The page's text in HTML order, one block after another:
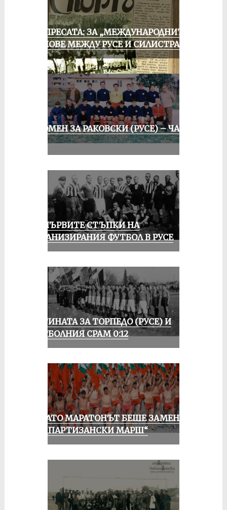
ОТ ПРЕСАТА: ЗА „МЕЖДУНАРОДНИТЕ“
МАЧОВЕ МЕЖДУ РУСЕ И СИЛИСТРА
СПОМЕН ЗА РАКОВСКИ (РУСЕ) – ЧАСТ
ЗА ПЪРВИТЕ СТЪПКИ НА
ОРГАНИЗИРАНИЯ ФУТБОЛ В РУСЕ
ИСТИНАТА ЗА ТОРПЕДО (РУСЕ) И
ФУТБОЛНИЯ СРАМ 0:12
КОГАТО МАРАТОНЪТ БЕШЕ ЗАМЕНЕН
ОТ „ПАРТИЗАНСКИ МАРШ“